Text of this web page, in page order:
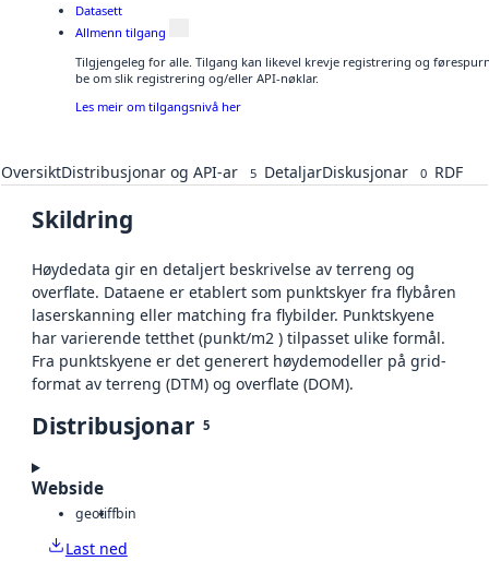
Datasett
Allmenn tilgang
Tilgjengeleg for alle. Tilgang kan likevel krevje registrering og
be om slik registrering og/eller API-nøklar.
Les meir om tilgangsnivå her
OversiktDistribusjonar og API-ar 5 DetaljarDiskusjonar 0 RDF
Skildring
Høydedata gir en detaljert beskrivelse av terreng og
overflate. Dataene er etablert som punktskyer fra flybåren
laserskanning eller matching fra flybilder. Punktskyene
har varierende tetthet (punkt/m2 ) tilpasset ulike formål.
Fra punktskyene er det generert høydemodeller på grid-
format av terreng (DTM) og overflate (DOM).
Distribusjonar 5
Webside
geotiffbin
Last ned